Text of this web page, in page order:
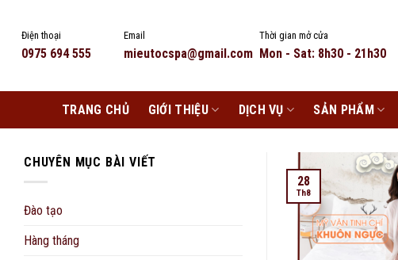
content
Điện thoại
0975 694 555
Email
mieutocspa@gmail.com
Thời gian mở cửa
Mon - Sat: 8h30 - 21h30
TRANG CHỦ GIỚI THIỆU DỊCH VỤ SẢN PHẨM
CHUYÊN MỤC BÀI VIẾT
Đào tạo
Hàng tháng
28
Th8